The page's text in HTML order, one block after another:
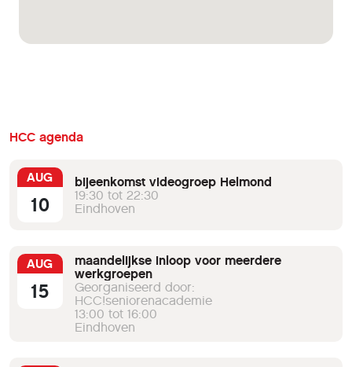
HCC agenda
AUG
10
bijeenkomst videogroep Helmond
19:30 tot 22:30
Eindhoven
AUG
15
maandelijkse inloop voor meerdere
werkgroepen
Georganiseerd door:
HCC!seniorenacademie
13:00 tot 16:00
Eindhoven